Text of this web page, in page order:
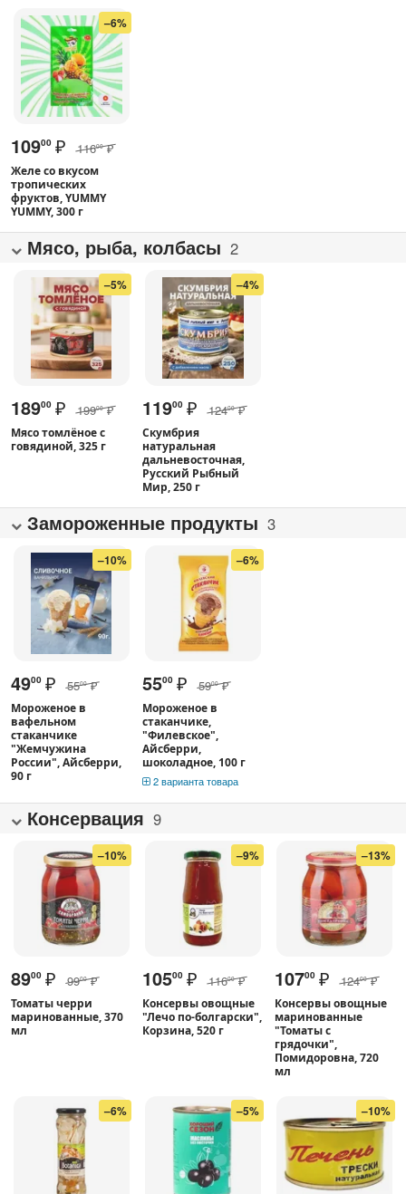
–6%
10900 ₽ 11600 ₽
Желе со вкусом
тропических
фруктов, YUMMY
YUMMY, 300 г
Мясо, рыба, колбасы 2
–5%
18900 ₽ 19900 ₽
Мясо томлёное с
говядиной, 325 г
–4%
11900 ₽ 12400 ₽
Скумбрия
натуральная
дальневосточная,
Русский Рыбный
Мир, 250 г
Замороженные продукты 3
–10%
4900 ₽ 5500 ₽
Мороженое в
вафельном
стаканчике
"Жемчужина
России", Айсберри,
90 г
–6%
5500 ₽ 5900 ₽
Мороженое в
стаканчике,
"Филевское",
Айсберри,
шоколадное, 100 г
2 варианта товара
Консервация 9
–10%
8900 ₽ 9900 ₽
Томаты черри
маринованные, 370
мл
–9%
10500 ₽ 11600 ₽
Консервы овощные
"Лечо по-болгарски",
Корзина, 520 г
–13%
10700 ₽ 12400 ₽
Консервы овощные
маринованные
"Томаты с
грядочки",
Помидоровна, 720
мл
–6% –5% –10%